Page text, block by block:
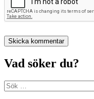
Vad söker du?
Sök
efter: